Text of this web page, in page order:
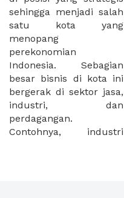
sehingga menjadi salah
satu kota yang
menopang
perekonomian
Indonesia. Sebagian
besar bisnis di kota ini
bergerak di sektor jasa,
industri, dan
perdagangan.
Contohnya, industri
perusahaan-
perusahaan tersebut
berada di kawasan
pusat bisnis Surabaya
yang berada di Jalan
Tunjungan, Ahmad Yani,
Basuki Rahmat, Bukit
Darmo, dan Jalan